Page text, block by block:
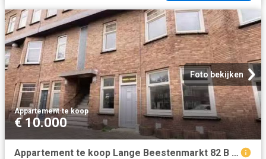
Foto bekijken
Appartement·te koop
€ 10.000
Appartement te koop Lange Beestenmarkt 82 B in Den Haag voor €.